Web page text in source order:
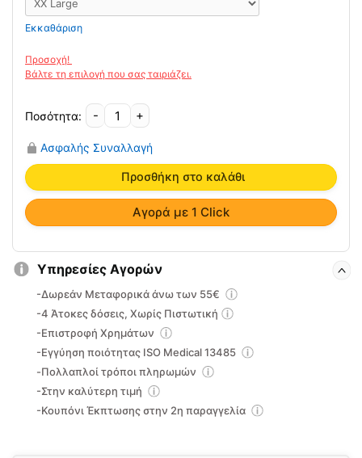
Εκκαθάριση
Αγορά με 1 Click
-
Ωμίτης
Νeoprene
VITA
02-
2-
002
ποσότητα
+
Ασφαλής Συναλλαγή
Προσθήκη στο καλάθι
Υπηρεσίες Αγορών
-Δωρεάν Μεταφορικά άνω των 55€
-4 Άτοκες δόσεις, Χωρίς Πιστωτική
-Επιστροφή Χρημάτων
-Εγγύηση ποιότητας ISO Medical 13485
-Πολλαπλοί τρόποι πληρωμών
-Στην καλύτερη τιμή
-Κουπόνι Έκπτωσης στην 2η παραγγελία